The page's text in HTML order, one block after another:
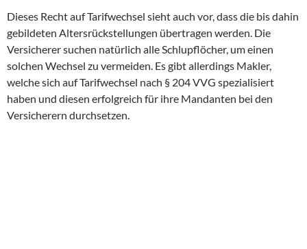
Dieses Recht auf Tarifwechsel sieht auch vor, dass die bis dahin
gebildeten Altersrückstellungen übertragen werden. Die
Versicherer suchen natürlich alle Schlupflöcher, um einen
solchen Wechsel zu vermeiden. Es gibt allerdings Makler,
welche sich auf Tarifwechsel nach § 204 VVG spezialisiert
haben und diesen erfolgreich für ihre Mandanten bei den
Versicherern durchsetzen.